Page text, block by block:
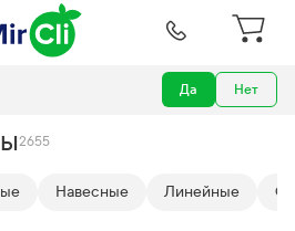
Да Нет
2655
Навесные Линейные